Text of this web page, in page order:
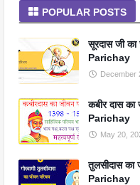
POPULAR POSTS
सूरदास जी
Parichay
December
कबीर दास
Parichay
May 20,
तुलसीदास
Parichay